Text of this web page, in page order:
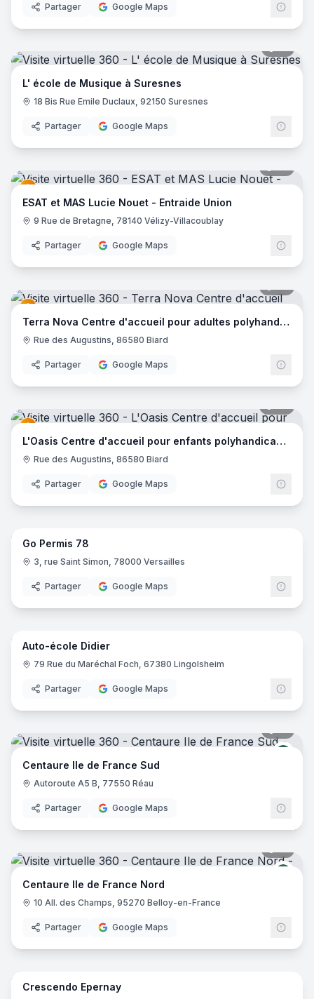
Partager Google Maps
L' école de Musique à Suresnes
18 Bis Rue Emile Duclaux, 92150 Suresnes
Partager Google Maps
ESAT et MAS Lucie Nouet - Entraide Union
9 Rue de Bretagne, 78140 Vélizy-Villacoublay
Partager Google Maps
Terra Nova Centre d'accueil pour adultes polyhandicapés
Rue des Augustins, 86580 Biard
Partager Google Maps
L'Oasis Centre d'accueil pour enfants polyhandicapés
Rue des Augustins, 86580 Biard
Partager Google Maps
8
Go Permis 78
3, rue Saint Simon, 78000 Versailles
Partager Google Maps
10
Auto-école Didier
79 Rue du Maréchal Foch, 67380 Lingolsheim
Partager Google Maps
Centaure Ile de France Sud
Autoroute A5 B, 77550 Réau
Partager Google Maps
Centaure Ile de France Nord
10 All. des Champs, 95270 Belloy-en-France
Partager Google Maps
8
Crescendo Epernay